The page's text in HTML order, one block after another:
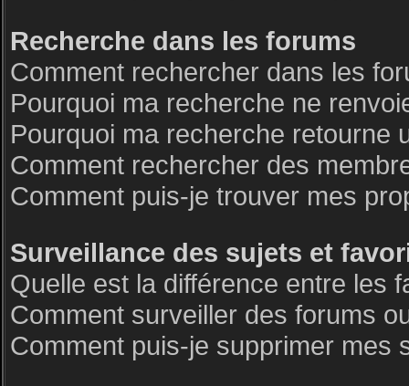
Recherche dans les forums
Comment rechercher dans les
Pourquoi ma recherche ne
Pourquoi ma recherche retourne
Comment rechercher des
Comment puis-je trouver mes
Surveillance des sujets et
Quelle est la différence entre les
Comment surveiller des forums
Comment puis-je supprimer mes